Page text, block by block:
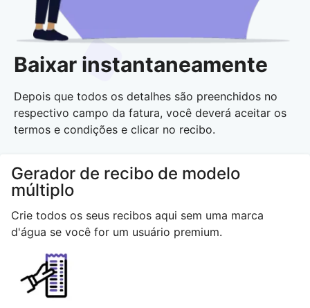
Baixar instantaneamente
Depois que todos os detalhes são preenchidos no
respectivo campo da fatura, você deverá aceitar os
termos e condições e clicar no recibo.
Gerador de recibo de modelo
múltiplo
Crie todos os seus recibos aqui sem uma marca
d'água se você for um usuário premium.